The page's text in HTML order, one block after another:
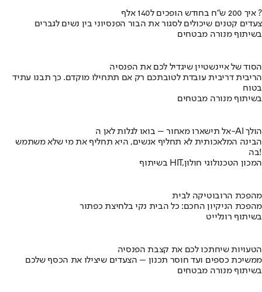
איך 200 ש"ח בחודש הופכים ל140 אלף ?
צעדים קטנים שיכולים לסגור את הבור הפנסיוני בין נשים לגברים
בשיתוף מנורה מבטחים
הסוד של איינשטיין שיגדיל לכם את הפנסיה
הריבית דריבית עובדת לטובתכם רק אם תתחילו מוקדם. כך תבנו עתיד
בטוח
בשיתוף מנורה מבטחים
אל תישארו מאחור – בואו לגלות לאן ה-AI הולך
הבינה המלאכותית לא תחליף אנשים, היא תחליף את מי שלא משתמש
בה!
בשיתוף HIT,המכון הטכנולוגי חולון
מהפכת הרובוטיקה לבית
מהפכת הניקיון החכם: כל הבית נקי בלחיצת כפתור
בשיתוף רונלייט
הטעויות שיחתכו לכם את קצבת הפנסיה
ממשיכת כספים ועד חוסר תכנון – הצעדים שיצילו את הכסף שלכם
בשיתוף מנורה מבטחים